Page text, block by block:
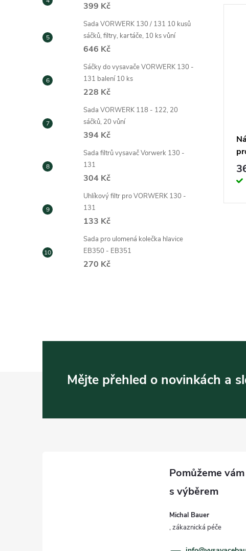
399 Kč
Sada VORWERK 130 / 131 10 kusů
sáčků, filtry, kartáče, 10 ks vůní
646 Kč
Sáčky do vysavače VORWERK 130 -
131 balení 10 ks
228 Kč
Sada VORWERK 118 - 122, 20
sáčků, 20 vůní
394 Kč
Sada filtrů vysavač Vorwerk 130 -
131
304 Kč
Uhlíkový filtr pro VORWERK 130 -
131
133 Kč
Sada pro ulomená kolečka hlavice
EB350 - EB351
270 Kč
Nástavec na prach sasanka
pro Vorwerk s výřezem
Skladem
Mějte přehled o novinkách a
Michal Bauer